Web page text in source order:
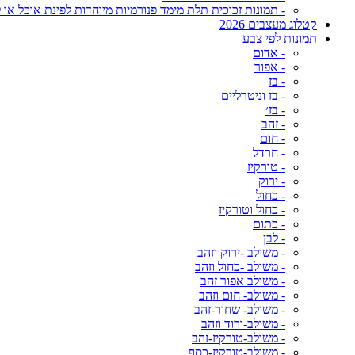
- תמונות זכוכית תלת מימד פנורמיות מיוחדות לפינת אוכל או
קטלוג מעצבים 2026
תמונות לפי צבע
- אדום
- אפור
- בז
- בז וניטרליים
- בז׳
- זהב
- חום
- חרדל
- טורקיז
- ירוק
- כחול
- כחול וטורקיז
- כתום
- לבן
- משולב -ירוק וזהב
- משולב -כחול וזהב
- משולב אפור זהב
- משולב- חום וזהב
- משולב- שחור-זהב
- משולב-ורוד וזהב
- משולב-טורקיז-זהב
- משולב-טורקיז-כסף